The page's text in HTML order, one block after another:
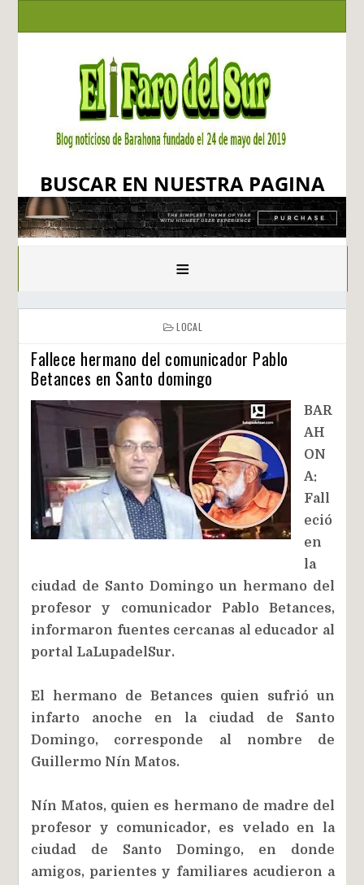
BUSCAR EN NUESTRA PAGINA
≡
LOCAL
Fallece hermano del comunicador Pablo
Betances en Santo domingo
BAR
AH
ON
A:
Fall
eció
en
la
ciudad de Santo Domingo un hermano del
profesor y comunicador Pablo Betances,
informaron fuentes cercanas al educador al
portal LaLupadelSur.
El hermano de Betances quien sufrió un
infarto anoche en la ciudad de Santo
Domingo, corresponde al nombre de
Guillermo Nín Matos.
Nín Matos, quien es hermano de madre del
profesor y comunicador, es velado en la
ciudad de Santo Domingo, en donde
amigos, parientes y familiares acudieron a